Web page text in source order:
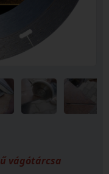
vágótárcsa